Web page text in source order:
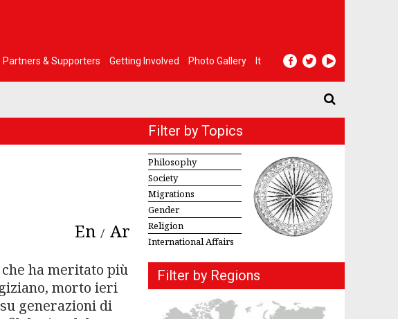
Partners & Supporters Getting Involved Photo Gallery It
En Ar
ha meritato più
morto ieri
generazioni di
Filter by Topics
Philosophy
Society
Migrations
Gender
Religion
International Affairs
Filter by Regions